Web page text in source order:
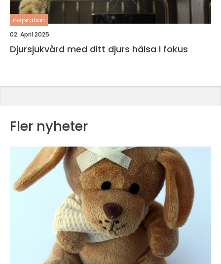
inspiration
02. April 2025
Djursjukvård med ditt djurs hälsa i fokus
Fler nyheter